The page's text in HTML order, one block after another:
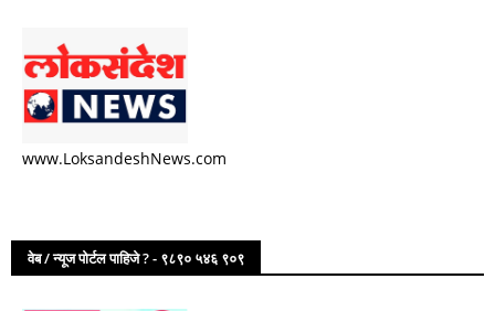
www.LoksandeshNews.com
वेब / न्यूज पोर्टल पाहिजे ? - ९८९० ५४६ ९०९